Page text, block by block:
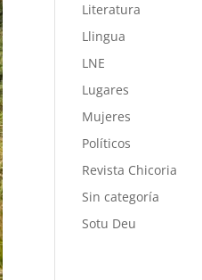
Literatura
Llingua
LNE
Lugares
Mujeres
Políticos
Revista Chicoria
Sin categoría
Sotu Deu